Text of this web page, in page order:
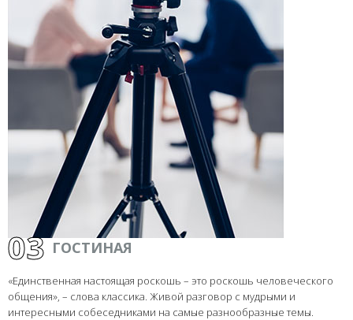
03 ГОСТИНАЯ
«Единственная настоящая роскошь – это роскошь человеческого
общения», – слова классика. Живой разговор с мудрыми и
интересными собеседниками на самые разнообразные темы.